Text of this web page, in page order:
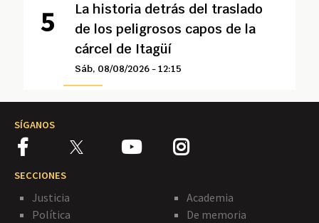
La historia detrás del traslado
de los peligrosos capos de la
cárcel de Itagüí
Sáb, 08/08/2026 - 12:15
SÍGANOS
SECCIONES
Justicia
Política
Academia
De memoria